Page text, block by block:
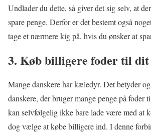
Undlader du dette, så giver det sig selv, at
spare penge. Derfor er det bestemt også
tage et nærmere kig på, hvis du ønsker at
3. Køb billigere foder til
Mange danskere har kæledyr. Det betyder
danskere, der bruger mange penge på foder
kan selvfølgelig ikke bare lade være med at
dog vælge at købe billigere ind. I denne